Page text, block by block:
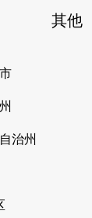
行力，政务
过及时、准
让公众知晓
中来，能
行力。
道，通过政
其他
治州